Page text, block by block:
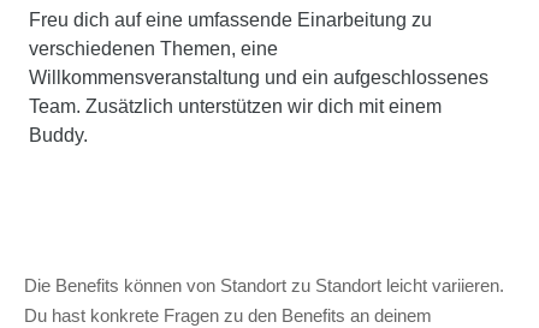
Freu dich auf eine umfassende Einarbeitung zu
verschiedenen Themen, eine
Willkommensveranstaltung und ein aufgeschlossenes
Team. Zusätzlich unterstützen wir dich mit einem
Buddy.
Die Benefits können von Standort zu Standort leicht variieren.
Du hast konkrete Fragen zu den Benefits an deinem